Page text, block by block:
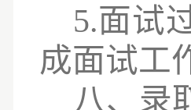
5.面试
成面试工
八、录